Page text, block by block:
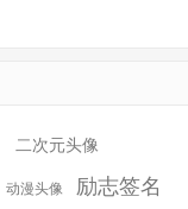
二次元头像
动漫头像 励志签名